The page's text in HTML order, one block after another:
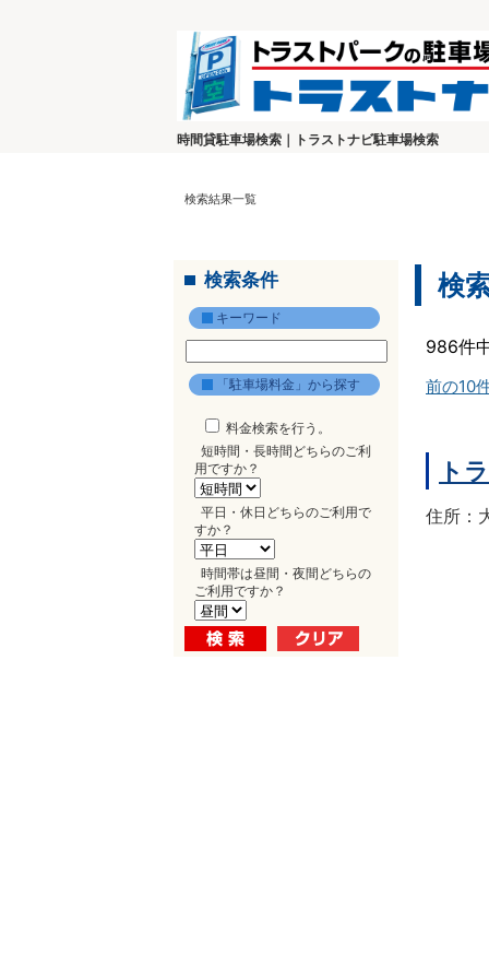
時間貸駐車場検索｜トラストナビ駐車場検索
検索結果一覧
検索条件
キーワード
「駐車場料金」から探す
料金検索を行う。
短時間・長時間どちらのご利
用ですか？
平日・休日どちらのご利用で
すか？
時間帯は昼間・夜間どちらの
ご利用ですか？
検
986件
前の10
ト
住所：